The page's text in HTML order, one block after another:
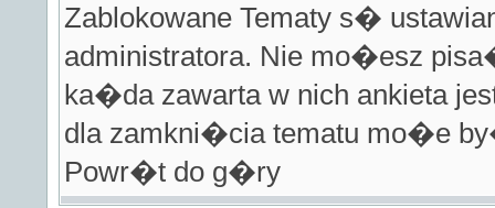
Zablokowane Tematy s�
administratora. Nie mo�esz
ka�da zawarta w nich ankieta
dla zamkni�cia tematu mo�e
Powr�t do g�ry